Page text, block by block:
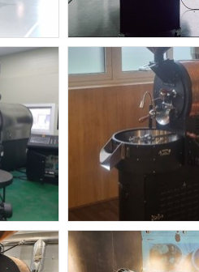
30kg
오즈터크
용인 오즈터
열풍식+
용인 오즈터크베이